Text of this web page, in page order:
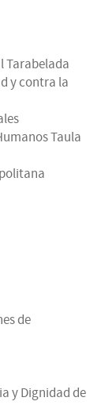
Tarabelada
y contra la
Taula
de
y Dignidad de